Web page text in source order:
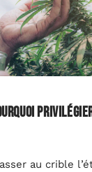
au crible